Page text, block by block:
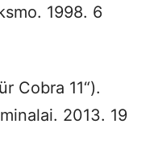
1998. 6
Cobra 11“).
2013. 19